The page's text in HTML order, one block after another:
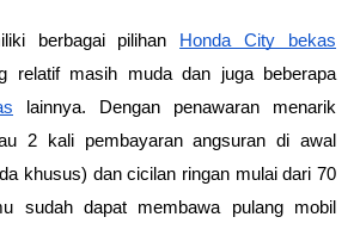
berbagai pilihan
Honda City bekas
relatif masih muda dan juga beberapa
lainnya. Dengan penawaran menarik
2 kali pembayaran angsuran di awal
khusus) dan cicilan ringan mulai dari 70
sudah dapat membawa pulang mobil